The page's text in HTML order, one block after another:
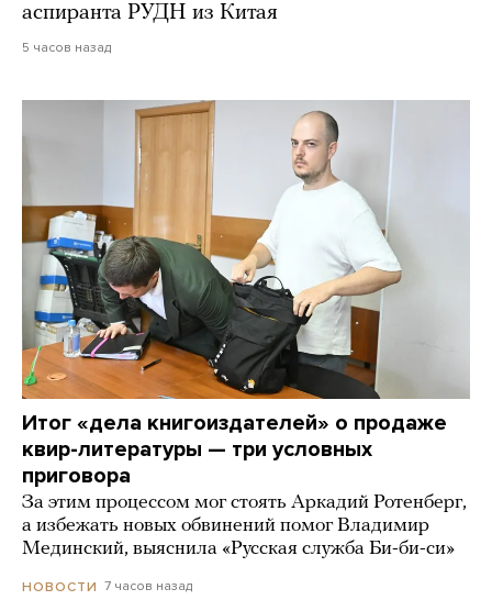
аспиранта РУДН из Китая
5 часов назад
Итог «дела книгоиздателей» о продаже
квир-литературы — три условных
приговора
За этим процессом мог стоять Аркадий Ротенберг,
а избежать новых обвинений помог Владимир
Мединский, выяснила «Русская служба Би-би-си»
НОВОСТИ 7 часов назад